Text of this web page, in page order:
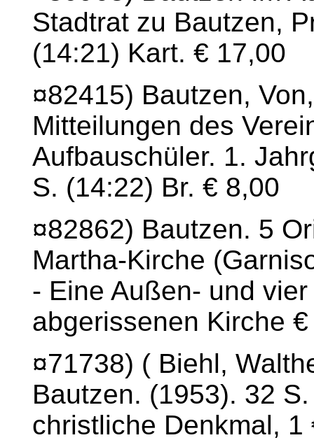
Stadtrat zu Bautzen,
(14:21) Kart. € 17,00
¤82415) Bautzen,
Mitteilungen des
Aufbauschüler. 1.
S. (14:22) Br. € 8,00
¤82862) Bautzen. 5
Martha-Kirche
- Eine Außen- und
abgerissenen Kirche
¤71738) ( Biehl,
Bautzen. (1953). 32
christliche Denkmal, 1